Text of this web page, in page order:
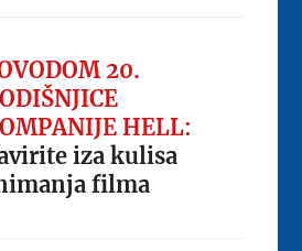
20.
HELL:
iza kulisa
filma